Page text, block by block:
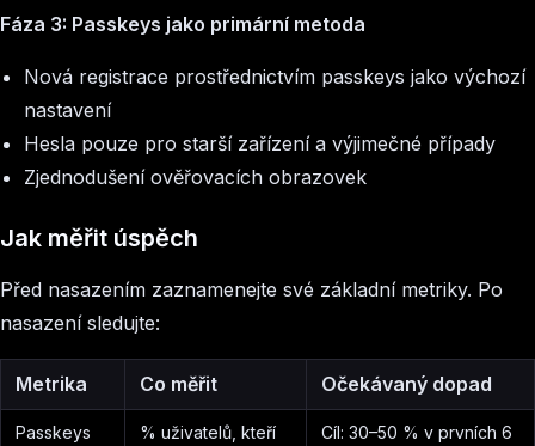
Fáza 3: Passkeys jako primární metoda
Nová registrace prostřednictvím passkeys jako výchozí
nastavení
Hesla pouze pro starší zařízení a výjimečné případy
Zjednodušení ověřovacích obrazovek
Jak měřit úspěch
Před nasazením zaznamenejte své základní metriky. Po
nasazení sledujte:
Metrika Co měřit Očekávaný dopad
Passkeys % uživatelů, kteří Cíl: 30–50 % v prvních 6